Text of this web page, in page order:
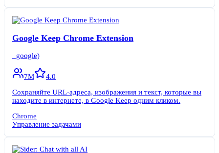
Google Keep Chrome Extension
_google)
7M
4.0
Сохраняйте URL-адреса, изображения и текст, которые вы
находите в интернете, в Google Keep одним кликом.
Chrome
Управление задачами